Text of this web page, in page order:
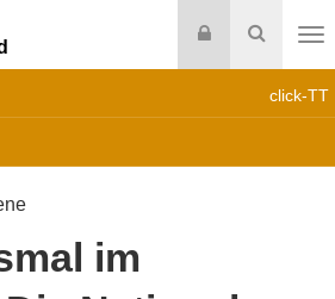
Suche
Login
click-TT
im